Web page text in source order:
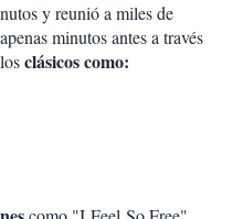
y reunió a miles de
minutos antes a través
clásicos como: